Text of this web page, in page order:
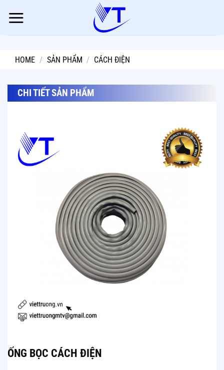
HOME / SẢN PHẨM / CÁCH ĐIỆN
CHI TIẾT SẢN PHẨM
ỐNG BỌC CÁCH ĐIỆN